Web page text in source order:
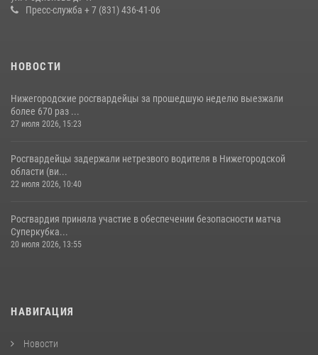
Пресс-служба + 7 (831) 436-41-06
НОВОСТИ
Нижегородские росгвардейцы за прошедшую неделю выезжали
более 670 раз ...
27 июля 2026, 15:23
Росгвардейцы задержали нетрезвого водителя в Нижегородской
области (ви...
22 июля 2026, 10:40
Росгвардия приняла участие в обеспечении безопасности матча
Суперкубка...
20 июля 2026, 13:55
НАВИГАЦИЯ
Новости